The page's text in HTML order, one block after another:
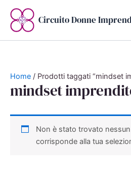
contenuto
Circuito Donne
Home / Prodotti taggati “mindset
mindset
Non è stato trovato
corrisponde alla tua